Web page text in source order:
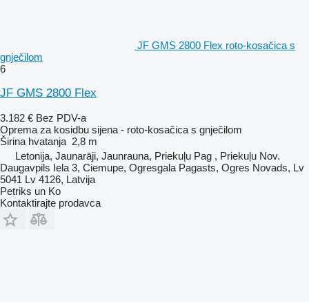
JF GMS 2800 Flex roto-kosačica s
gnječilom
6
JF GMS 2800 Flex
3.182 € Bez PDV-a
Oprema za kosidbu sijena - roto-kosačica s gnječilom
Širina hvatanja 2,8 m
Letonija, Jaunarāji, Jaunrauna, Priekuļu Pag , Priekuļu Nov.
Daugavpils Iela 3, Ciemupe, Ogresgala Pagasts, Ogres Novads, Lv
5041 Lv 4126, Latvija
Petriks un Ko
Kontaktirajte prodavca